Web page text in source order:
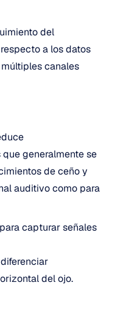
del
a los datos
canales
generalmente se
de ceño y
auditivo como para
capturar señales
del ojo.